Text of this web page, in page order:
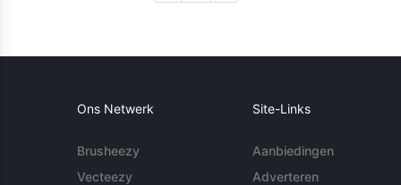
Ons Netwerk
Brusheezy
Vecteezy
Site-Links
Aanbiedingen
Adverteren